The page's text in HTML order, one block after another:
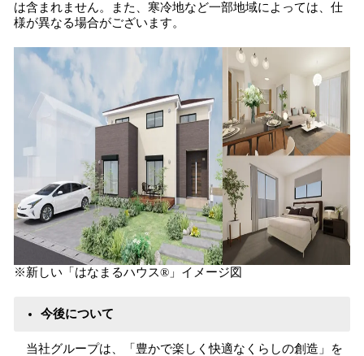
は含まれません。また、寒冷地など一部地域によっては、仕
様が異なる場合がございます。
※新しい「はなまるハウス®」イメージ図
今後について
当社グループは、「豊かで楽しく快適なくらしの創造」を